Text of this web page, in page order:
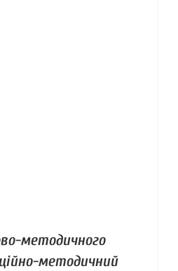
методичного
методичний